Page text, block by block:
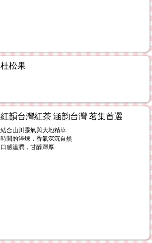
杜松果
紅韻台灣紅茶 涵韵台灣 茗集首選
結合山川靈氣與大地精華
時間的淬煉，香氣深沉自然
口感溫潤，甘醇渾厚